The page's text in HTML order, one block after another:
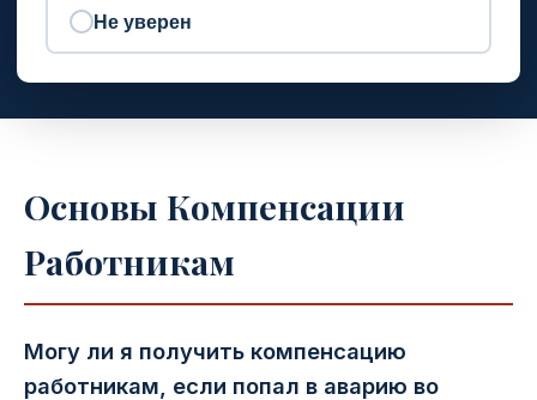
Не уверен
Основы Компенсации
Работникам
Могу ли я получить компенсацию
работникам, если попал в аварию во